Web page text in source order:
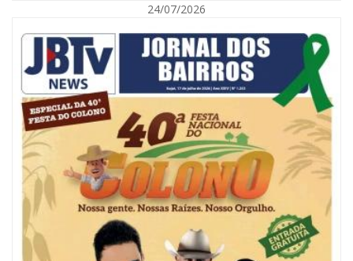
NAVEGANTES
24/07/2026